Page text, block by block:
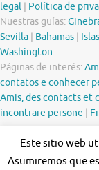
legal
Política de
Nuestras guías:
Sevilla
Bahamas
Washington
Páginas de interés:
contatos e conhecer
Amis, des contacts et
incontrare persone
Este sitio web
Asumiremos que